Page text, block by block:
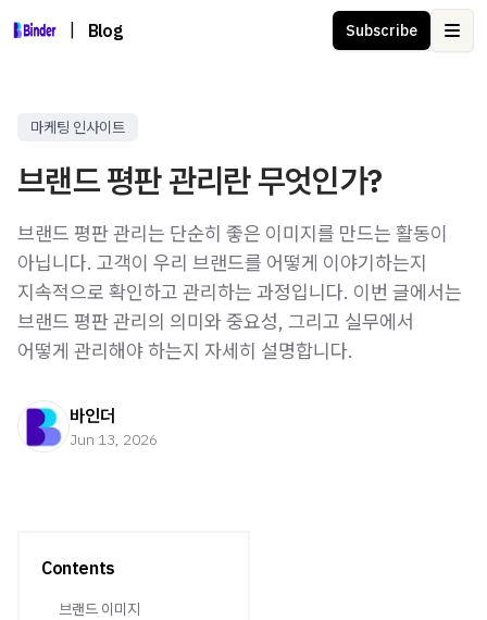
Blog Subscribe
마케팅 인사이트
브랜드 평판 관리란 무엇인가?
브랜드 평판 관리는 단순히 좋은 이미지를 만드는 활동이
아닙니다. 고객이 우리 브랜드를 어떻게 이야기하는지
지속적으로 확인하고 관리하는 과정입니다. 이번 글에서는
브랜드 평판 관리의 의미와 중요성, 그리고 실무에서
어떻게 관리해야 하는지 자세히 설명합니다.
바인더
Jun 13, 2026
Contents
브랜드 이미지